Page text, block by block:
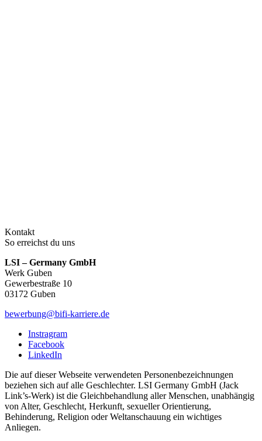
Kontakt
So erreichst du uns
LSI – Germany GmbH
Werk Guben
Gewerbestraße 10
03172 Guben
bewerbung@bifi-karriere.de
Instragram
Facebook
LinkedIn
Die auf dieser Webseite verwendeten Personenbezeichnungen
beziehen sich auf alle Geschlechter. LSI Germany GmbH (Jack
Link’s-Werk) ist die Gleichbehandlung aller Menschen, unabhängig
von Alter, Geschlecht, Herkunft, sexueller Orientierung,
Behinderung, Religion oder Weltanschauung ein wichtiges
Anliegen.